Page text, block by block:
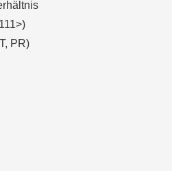
PR)